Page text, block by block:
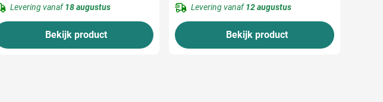
Levering vanaf18 augustus
Bekijk product
Levering vanaf12 augustus
Bekijk product